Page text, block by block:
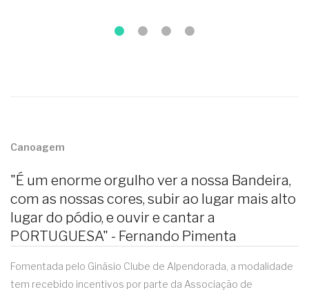
Canoagem
"É um enorme orgulho ver a nossa Bandeira,
com as nossas cores, subir ao lugar mais alto
lugar do pódio, e ouvir e cantar a
PORTUGUESA" - Fernando Pimenta
Fomentada pelo Ginásio Clube de Alpendorada, a modalidade
tem recebido incentivos por parte da Associação de